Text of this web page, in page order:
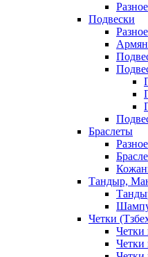
Разное
Подвески
Разное
Браслеты
Разное
Тандыр,
Четки
Четки
Четки